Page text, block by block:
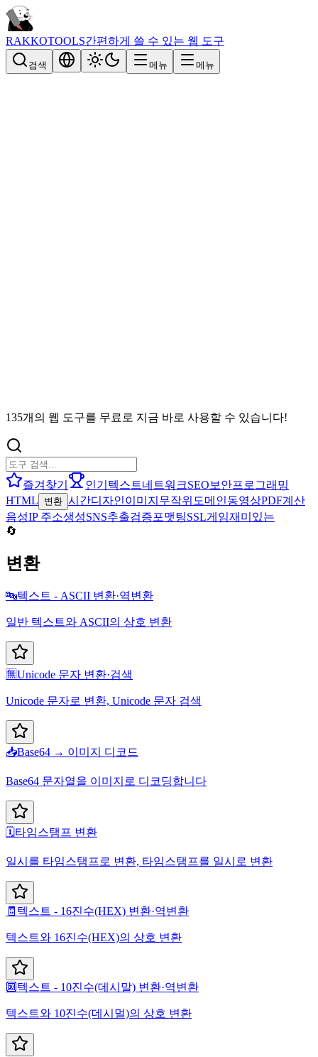
RAKKOTOOLS간편하게 쓸 수 있는 웹 도구
검색 메뉴 메뉴
135개의 웹 도구를 무료로 지금 바로 사용할 수 있습니다!
즐겨찾기 인기 텍스트네트워크SEO 보안프로그래밍
HTML
변환 시간디자인이미지 무작위 도메인동영상PDF계산
음성IP 주소생성SNS추출검증포맷팅SSL게임재미있는
🔄
변환
🔤텍스트 - ASCII 변환·역변환
일반 텍스트와 ASCII의 상호 변환
🈚Unicode 문자 변환·검색
Unicode 문자로 변환, Unicode 문자 검색
📥Base64 → 이미지 디코드
Base64 문자열을 이미지로 디코딩합니다
🗓️타임스탬프 변환
일시를 타임스탬프로 변환, 타임스탬프를 일시로 변환
🧾 텍스트 - 16진수(HEX) 변환·역변환
텍스트와 16진수(HEX)의 상호 변환
🔟텍스트 - 10진수(데시말) 변환·역변환
텍스트와 10진수(데시멀)의 상호 변환